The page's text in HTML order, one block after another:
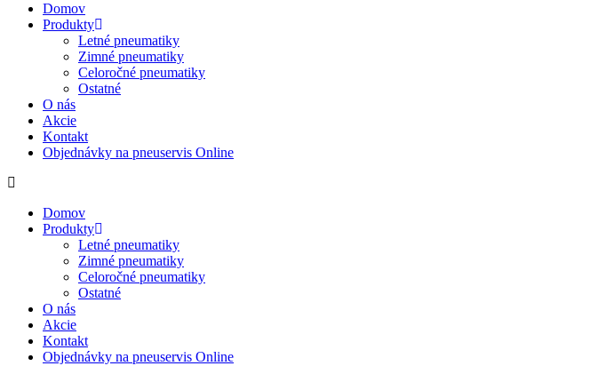
Domov
Produkty
Letné pneumatiky
Zimné pneumatiky
Celoročné pneumatiky
Ostatné
O nás
Akcie
Kontakt
Objednávky na pneuservis Online
Domov
Produkty
Letné pneumatiky
Zimné pneumatiky
Celoročné pneumatiky
Ostatné
O nás
Akcie
Kontakt
Objednávky na pneuservis Online